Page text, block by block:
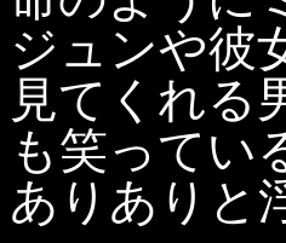
ジュンや彼
見てくれる
も笑ってい
ありありと